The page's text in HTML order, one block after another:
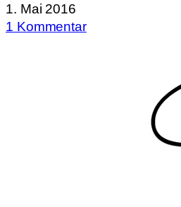
1. Mai 2016
1 Kommentar